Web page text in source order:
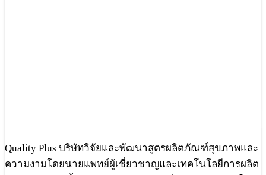
Quality Plus บริษัทวิจัยและพัฒนาสูตรผลิตภัณฑ์สุขภาพและ
ความงามโดยนายแพทย์ผู้เชี่ยวชาญและเทคโนโลยีการผลิต